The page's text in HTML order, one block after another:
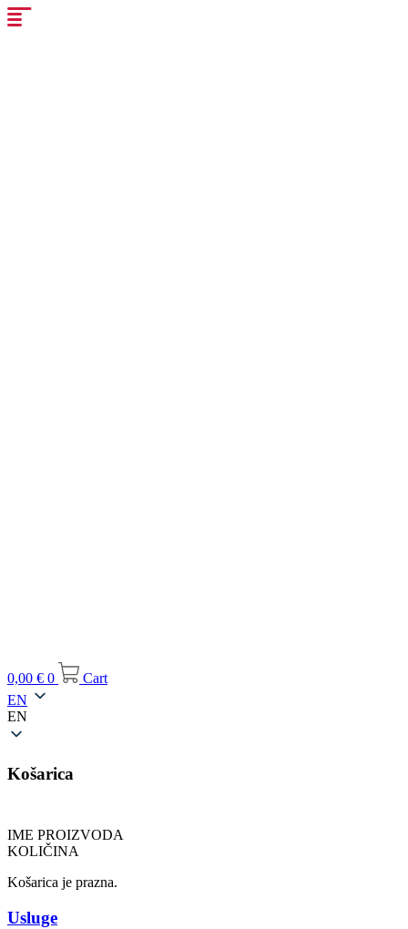
Skip
to
0,00 € 0
Cart
EN
EN
Košarica
IME PROIZVODA
KOLIČINA
Košarica je prazna.
Usluge